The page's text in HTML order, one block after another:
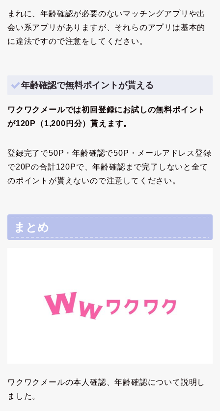
まれに、年齢確認が必要のないマッチングアプリや出
会い系アプリがありますが、それらのアプリは基本的
に違法ですので注意をしてください。
年齢確認で無料ポイントが貰える
ワクワクメールでは初回登録にお試しの無料ポイント
が120P（1,200円分）貰えます。
登録完了で50P・年齢確認で50P・メールアドレス登録
で20Pの合計120Pで、年齢確認まで完了しないと全て
のポイントが貰えないので注意してください。
まとめ
ワクワクメールの本人確認、年齢確認について説明し
ました。